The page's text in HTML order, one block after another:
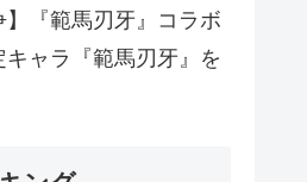
】『範馬刃牙』コラボ
ャラ『範馬刃牙』を